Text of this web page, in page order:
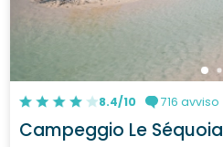
8.4/10 716 avviso
Campeggio Le Séquoia